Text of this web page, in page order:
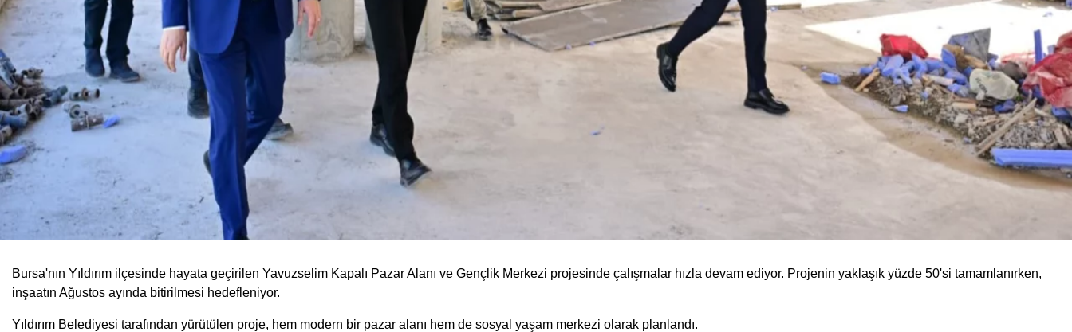
Bursa'nın Yıldırım ilçesinde hayata geçirilen Yavuzselim Kapalı Pazar Alanı ve Gençlik Merkezi projesinde çalışmalar hızla devam ediyor. Projenin yaklaşık yüzde 50'si tamamlanırken,
inşaatın Ağustos ayında bitirilmesi hedefleniyor.
Yıldırım Belediyesi tarafından yürütülen proje, hem modern bir pazar alanı hem de sosyal yaşam merkezi olarak planlandı.